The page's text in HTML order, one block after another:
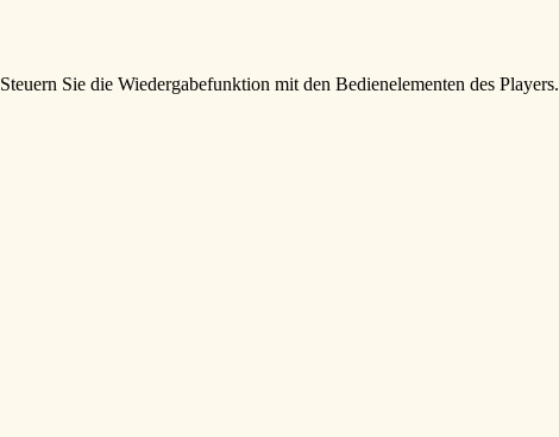
Steuern Sie die Wiedergabefunktion mit den Bedienelementen des Players.